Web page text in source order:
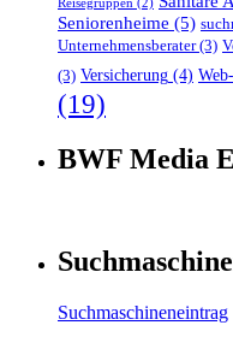
Seniorenheime (5)
Unternehmensberater(3)
(3) Versicherung (4)
(19)
BWF Media
Suchmaschineneintrag